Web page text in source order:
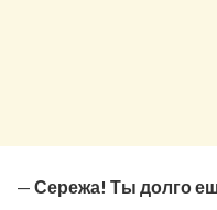
— Сережа! Ты долго